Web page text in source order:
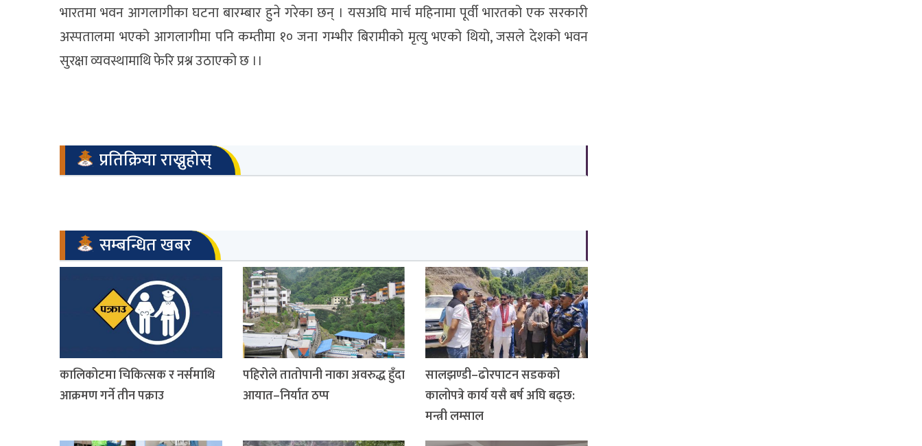
भारतमा भवन आगलागीका घटना बारम्बार हुने गरेका छन् । यसअघि मार्च महिनामा पूर्वी भारतको एक सरकारी
अस्पतालमा भएको आगलागीमा पनि कम्तीमा १० जना गम्भीर बिरामीको मृत्यु भएको थियो, जसले देशको भवन
सुरक्षा व्यवस्थामाथि फेरि प्रश्न उठाएको छ ।।
प्रतिक्रिया राख्नुहोस्
सम्बन्धित खबर
कालिकोटमा चिकित्सक र नर्समाथि
आक्रमण गर्ने तीन पक्राउ
पहिरोले तातोपानी नाका अवरुद्ध हुँदा
आयात–निर्यात ठप्प
सालझण्डी–ढोरपाटन सडकको
कालोपत्रे कार्य यसै बर्ष अघि बढ्छ:
मन्त्री लम्साल